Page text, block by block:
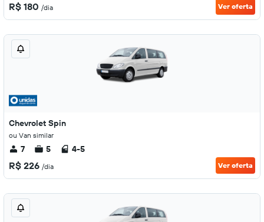
R$ 180 /dia Ver oferta
Chevrolet Spin
ou Van similar
7 5 4-5
R$ 226 /dia Ver oferta